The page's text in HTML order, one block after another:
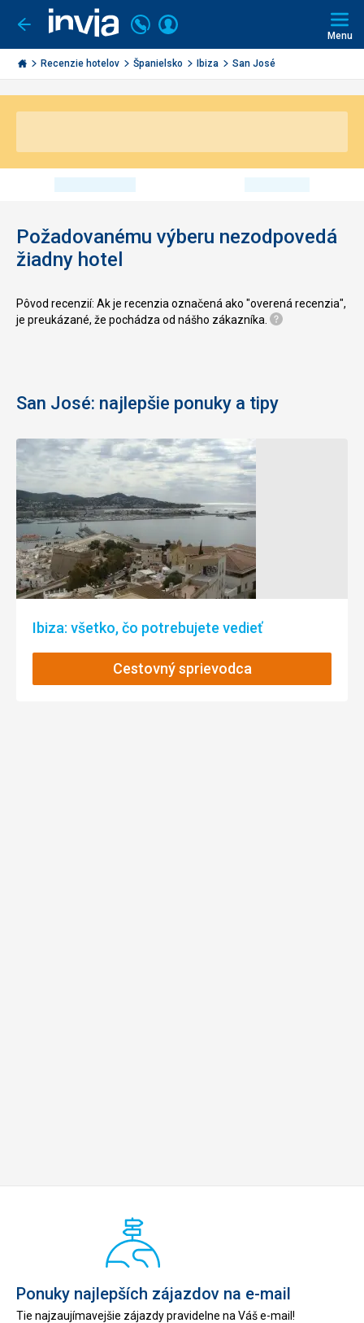
Ísť
späť
Invia.sk
Volajte
+421
2
3221
Prihlásiť
Menu
Recenzie hotelov Španielsko Ibiza San José
Požadovanému výberu nezodpovedá
žiadny hotel
Pôvod recenzií: Ak je recenzia označená ako "overená recenzia",
je preukázané, že pochádza od nášho zákazníka.
San José: najlepšie ponuky a tipy
Ibiza: všetko, čo potrebujete vedieť
Cestovný sprievodca
Ponuky najlepších zájazdov na e-mail
Tie najzaujímavejšie zájazdy pravidelne na Váš e-mail!